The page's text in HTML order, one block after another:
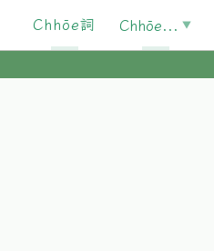
Chhōe詞 Chhōe...